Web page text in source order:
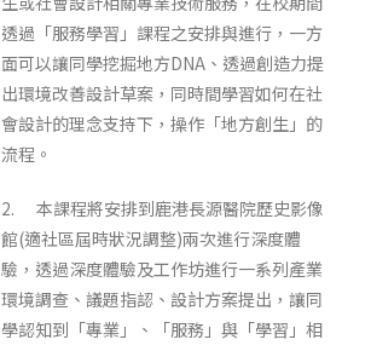
透過「服務學習」課程之安排與進行，一方
面可以讓同學挖掘地方DNA、透過創造力提
出環境改善設計草案，同時間學習如何在社
會設計的理念支持下，操作「地方創生」的
流程。
2. 本課程將安排到鹿港長源醫院歷史影像
館(適社區屆時狀況調整)兩次進行深度體
驗，透過深度體驗及工作坊進行一系列產業
環境調查、議題指認、設計方案提出，讓同
學認知到「專業」、「服務」與「學習」相